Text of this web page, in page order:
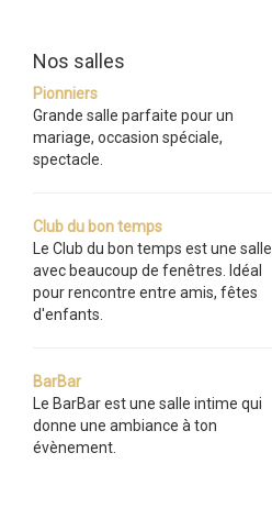
Nos salles
Pionniers
Grande salle parfaite pour un
mariage, occasion spéciale,
spectacle.
Club du bon temps
Le Club du bon temps est une salle
avec beaucoup de fenêtres. Idéal
pour rencontre entre amis, fêtes
d'enfants.
BarBar
Le BarBar est une salle intime qui
donne une ambiance à ton
évènement.